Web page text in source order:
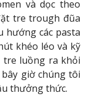
và dọc theo
tre trough đũa
hướng các pasta
khéo léo và kỹ
tre luồng ra khỏi
giờ chúng tôi
thưởng thức.